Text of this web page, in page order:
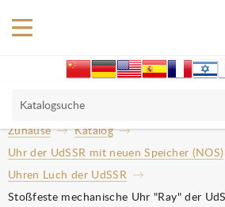
Zuhause
Katalog
Uhr der UdSSR mit neuen Speicher (NOS)
Uhren Luch der UdSSR
Stoßfeste mechanische Uhr "Ray" der